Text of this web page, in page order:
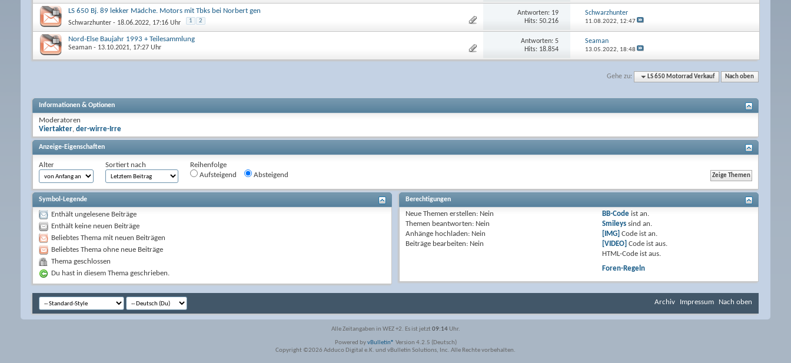
LS 650 Bj. 89 lekker Mädche. Motors mit Tbks bei Norbert gen
Schwarzhunter - 18.06.2022, 17:16 Uhr 1 2
Antworten: 19
Hits: 50.216
Schwarzhunter
11.08.2022, 12:47
Nord-Else Baujahr 1993 + Teilesammlung
Seaman - 13.10.2021, 17:27 Uhr
Antworten: 5
Hits: 18.854
Seaman
13.05.2022, 18:48
Gehe zu: LS 650 Motorrad Verkauf Nach oben
Informationen & Optionen
Moderatoren
Viertakter, der-wirre-Irre
Anzeige-Eigenschaften
Alter Sortiert nach
Reihenfolge
Aufsteigend
Absteigend
Symbol-Legende
Enthält ungelesene Beiträge
Enthält keine neuen Beiträge
Beliebtes Thema mit neuen Beiträgen
Beliebtes Thema ohne neue Beiträge
Thema geschlossen
Du hast in diesem Thema geschrieben.
Berechtigungen
Neue Themen erstellen: Nein
Themen beantworten: Nein
Anhänge hochladen: Nein
Beiträge bearbeiten: Nein
BB-Code istan.
Smileys sindan.
[IMG] Code istan.
[VIDEO] Code istaus.
HTML-Code istaus.
Foren-Regeln
Archiv Impressum Nach oben
Alle Zeitangaben in WEZ +2. Es ist jetzt09:14Uhr.
Powered byvBulletin® Version 4.2.5 (Deutsch)
Copyright ©2026 Adduco Digital e.K. und vBulletin Solutions, Inc. Alle Rechte vorbehalten.